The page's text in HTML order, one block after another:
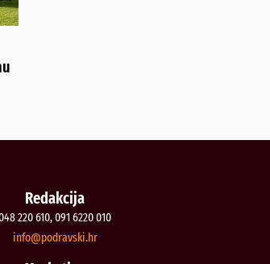
Redakcija
220 610, 091 6220 010
rh.iksvardop
@ofni